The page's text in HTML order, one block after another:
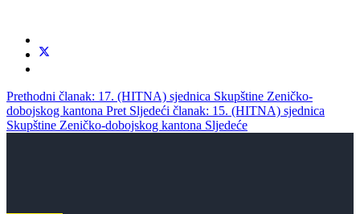
Prethodni članak: 17. (HITNA) sjednica Skupštine Zeničko-
dobojskog kantona Pret Sljedeći članak: 15. (HITNA) sjednica
Skupštine Zeničko-dobojskog kantona Sljedeće